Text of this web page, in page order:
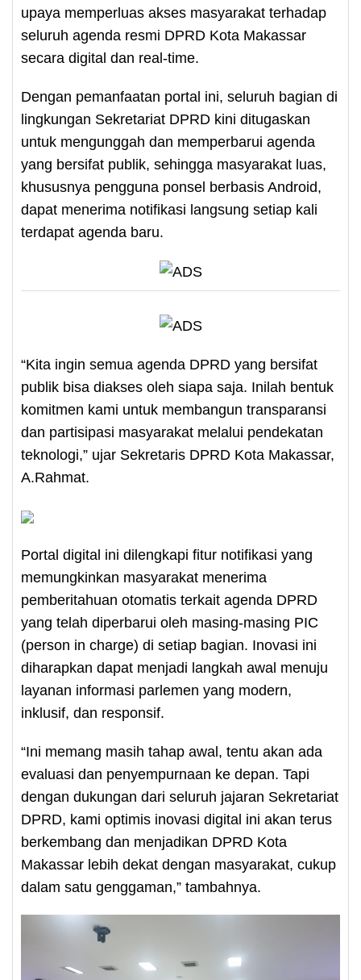
upaya memperluas akses masyarakat terhadap
seluruh agenda resmi DPRD Kota Makassar
secara digital dan real-time.
Dengan pemanfaatan portal ini, seluruh bagian di
lingkungan Sekretariat DPRD kini ditugaskan
untuk mengunggah dan memperbarui agenda
yang bersifat publik, sehingga masyarakat luas,
khususnya pengguna ponsel berbasis Android,
dapat menerima notifikasi langsung setiap kali
terdapat agenda baru.
“Kita ingin semua agenda DPRD yang bersifat
publik bisa diakses oleh siapa saja. Inilah bentuk
komitmen kami untuk membangun transparansi
dan partisipasi masyarakat melalui pendekatan
teknologi,” ujar Sekretaris DPRD Kota Makassar,
A.Rahmat.
Portal digital ini dilengkapi fitur notifikasi yang
memungkinkan masyarakat menerima
pemberitahuan otomatis terkait agenda DPRD
yang telah diperbarui oleh masing-masing PIC
(person in charge) di setiap bagian. Inovasi ini
diharapkan dapat menjadi langkah awal menuju
layanan informasi parlemen yang modern,
inklusif, dan responsif.
“Ini memang masih tahap awal, tentu akan ada
evaluasi dan penyempurnaan ke depan. Tapi
dengan dukungan dari seluruh jajaran Sekretariat
DPRD, kami optimis inovasi digital ini akan terus
berkembang dan menjadikan DPRD Kota
Makassar lebih dekat dengan masyarakat, cukup
dalam satu genggaman,” tambahnya.